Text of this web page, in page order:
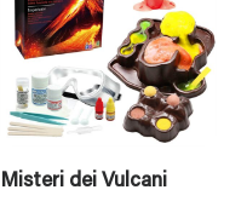
Misteri dei Vulcani